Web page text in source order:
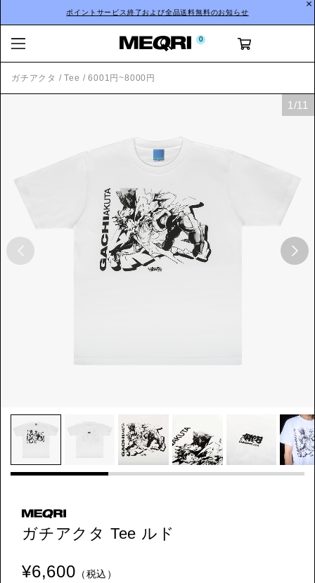
ポイントサービス終了および全品送料無料のお知らせ
0
ガチアクタ /Tee /6001円~8000円
ガチアクタ Tee ルド
¥6,600 （税込）
1 /11